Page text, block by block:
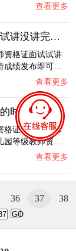
查看更多
珠海教师资格证试讲没讲完怎么办呢？
资格证面试试讲
成绩发布即可…
查看更多
教师资格证报名的时候要选科目吗？
格证时需要选择
园等级教师资…
查看更多
36 37
38
GO